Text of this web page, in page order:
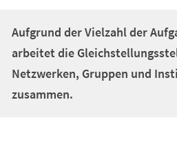
Aufgrund der Vielzahl der
arbeitet die
Netzwerken, Gruppen und
zusammen.